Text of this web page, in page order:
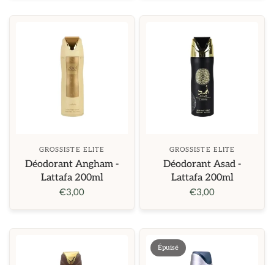
GROSSISTE ELITE
Déodorant Angham -
Lattafa 200ml
€3,00
GROSSISTE ELITE
Déodorant Asad -
Lattafa 200ml
€3,00
Épuisé